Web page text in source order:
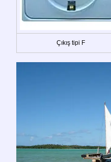
Çıkış tipi F